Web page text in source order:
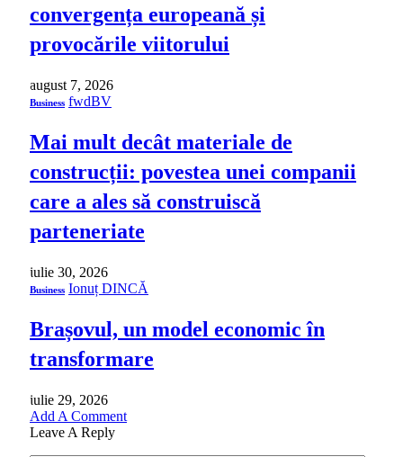
convergența europeană și
provocările viitorului
august 7, 2026
Business fwdBV
Mai mult decât materiale de
construcții: povestea unei companii
care a ales să construiscă
parteneriate
iulie 30, 2026
Business Ionuț DINCĂ
Brașovul, un model economic în
transformare
iulie 29, 2026
Add A Comment
Leave A Reply